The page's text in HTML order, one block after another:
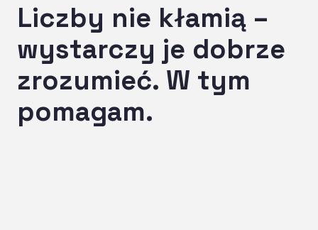
Liczby nie kłamią –
wystarczy je dobrze
zrozumieć. W tym
pomagam.